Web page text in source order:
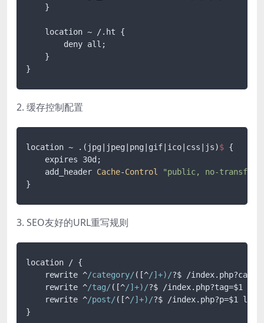
    }
    location ~ /.ht {
        deny all;
    }
2. 缓存控制配置
location ~ .(jpg| jpeg |png| gif |ico| css |js)$ {
    expires 30d;
    add_header
Cache-Control
"public, no-
3. SEO友好的URL重写规则
location / {
    rewrite ^
/category/ ([^/]+)/?$ /index. php
    rewrite ^
/tag/ ([^/]+)/?$ /index. php?tag=$1
    rewrite ^
/post/ ([^/]+)/?$ /index. php?p=$1